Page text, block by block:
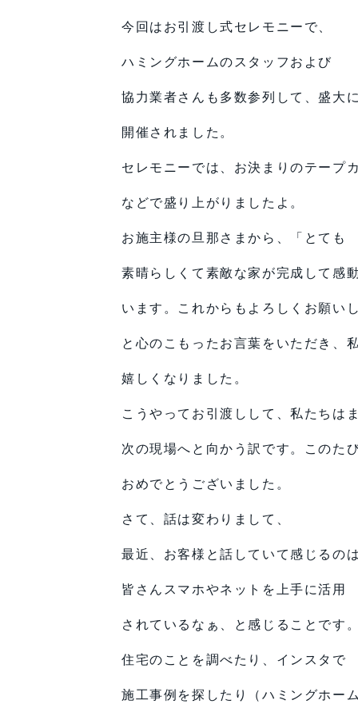
今回はお引渡し式セレモニーで、
ハミングホームのスタッフおよび
協力業者さんも多数参列して、盛大に
開催されました。
セレモニーでは、お決まりのテープ
などで盛り上がりましたよ。
お施主様の旦那さまから、「とても
素晴らしくて素敵な家が完成して感
います。これからもよろしくお願い
と心のこもったお言葉をいただき、
嬉しくなりました。
こうやってお引渡しして、私たちはま
次の現場へと向かう訳です。このた
おめでとうございました。
さて、話は変わりまして、
最近、お客様と話していて感じるのは
皆さんスマホやネットを上手に活用
されているなぁ、と感じることです。
住宅のことを調べたり、インスタで
施工事例を探したり（ハミングホー